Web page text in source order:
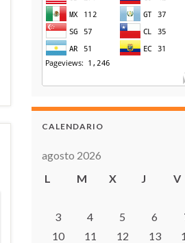
CALENDARIO
agosto 2026
L
M X J V
3
4 5 6
10
11 12 13